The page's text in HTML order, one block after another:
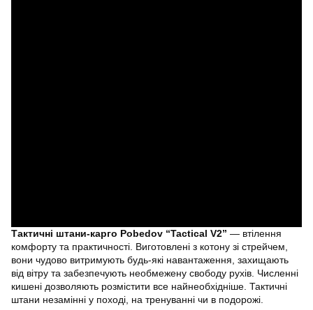
Тактичні штани-карго Pobedov “Tactical V2” — втілення
комфорту та практичності. Виготовлені з котону зі стрейчем,
вони чудово витримують будь-які навантаження, захищають
від вітру та забезпечують необмежену свободу рухів. Численні
кишені дозволяють розмістити все найнеобхідніше. Тактичні
штани незамінні у поході, на тренуванні чи в подорожі.